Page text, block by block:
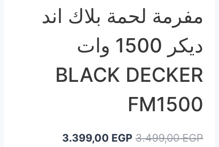
مفرمة لحمة بلاك اند
ديكر 1500 وات
BLACK DECKER
FM1500
3.499,00EGP
السعر3.399,00 EGP